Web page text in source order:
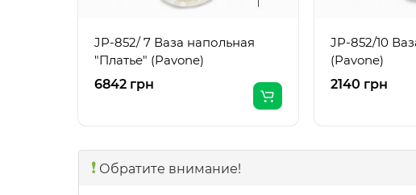
JP-852/ 7 Ваза напольная
"Платье" (Pavone)
6842 грн
JP-852/10
(Pavone)
2140 грн
❗️ Обратите внимание!